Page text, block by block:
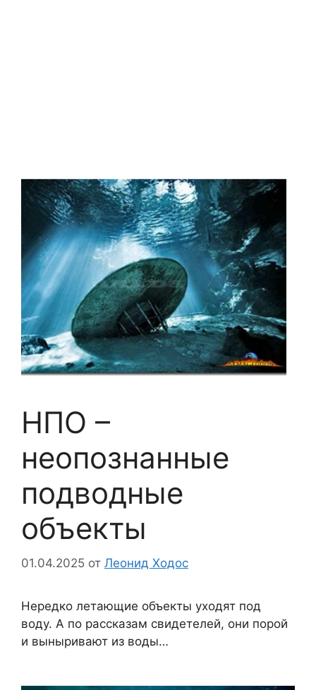
НПО –
неопознанные
подводные
объекты
01.04.2025 от Леонид Ходос
Нередко летающие объекты уходят под
воду. А по рассказам свидетелей, они порой
и выныривают из воды…